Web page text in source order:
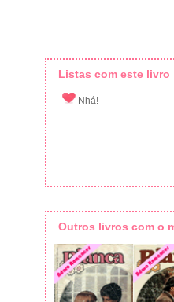
Listas com este livro
Nhá!
Outros livros com o